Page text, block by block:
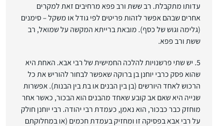
עדותו מתקבלת. רב ששת ורב פפא מרחיבים זאת למקרים
אחרים שבהם אפשר לזהות פריטים לפי גודל או משקל – סימנים
(גלימה וגוש של כסף). מובאת ברייתא המקשה על שמואל, רב
ששת ורב פפא.
5. יש שתי פרשנויות להלכה החמישית של רבי אבא. האחת היא
שהוא פסק כרבי יוחנן בן ברוקה שאפשר לבחור להוריש את כל
הרכוש לאחד היורשים (בן בין הבנים או בת בין הבנות). אפשרות
שנייה היא שאם אב קובע שאחד מהבנים הוא הבכור, כאשר אחר
מוחזק כבר כבכור, הוא נאמן, כעמדת רבי יהודה. רבי יוחנן חולק
על רבי אבא בפסיקה זו ומחזיק בעמדת חכמים (או במחלוקתם